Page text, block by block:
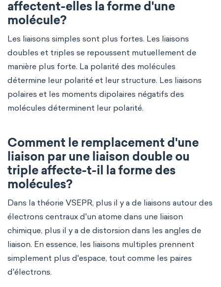
affectent-elles la forme d'une
molécule?
Les liaisons simples sont plus fortes. Les liaisons
doubles et triples se repoussent mutuellement de
manière plus forte. La polarité des molécules
détermine leur polarité et leur structure. Les liaisons
polaires et les moments dipolaires négatifs des
molécules déterminent leur polarité.
Comment le remplacement d'une
liaison par une liaison double ou
triple affecte-t-il la forme des
molécules?
Dans la théorie VSEPR, plus il y a de liaisons autour des
électrons centraux d'un atome dans une liaison
chimique, plus il y a de distorsion dans les angles de
liaison. En essence, les liaisons multiples prennent
simplement plus d'espace, tout comme les paires
d'électrons.